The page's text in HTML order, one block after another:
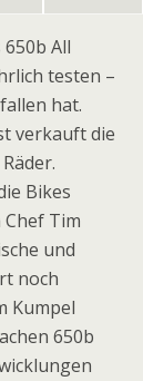
All
testen –
hat.
verkauft die
Bikes
Tim
und
noch
Kumpel
650b